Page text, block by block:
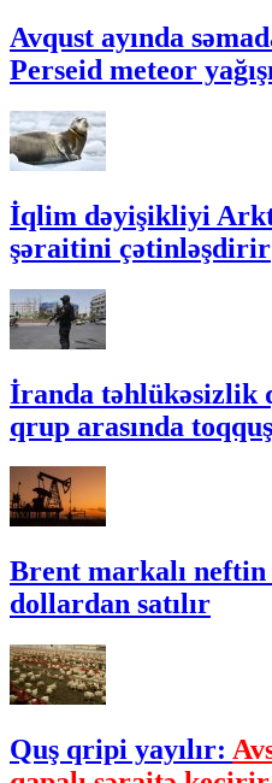
Avqust ayında
Perseid meteor
İqlim dəyişikliyi
şəraitini çətinləşdirir
İranda təhlükəsizlik
qrup arasında
Brent markalı
dollardan satılır
Quş qripi yayılır: